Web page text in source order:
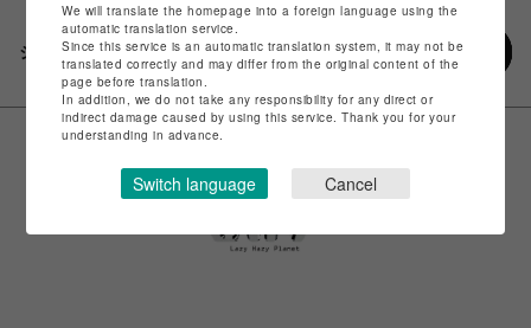
シェアする
We will translate the homepage into a foreign language using the
automatic translation service.
Since this service is an automatic translation system, it may not be
translated correctly and may differ from the original content of the
page before translation.
In addition, we do not take any responsibility for any direct or
indirect damage caused by using this service. Thank you for your
understanding in advance.
Switch language Cancel